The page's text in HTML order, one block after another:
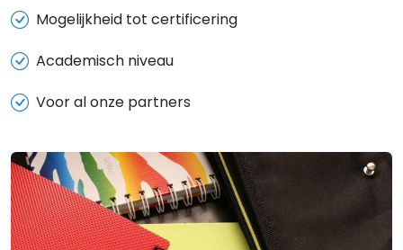
Mogelijkheid tot certificering
Academisch niveau
Voor al onze partners